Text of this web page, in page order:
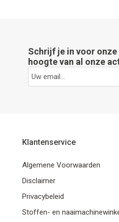
Schrijf je in voor
hoogte van al onze
Klantenservice
Algemene Voorwaarden
Disclaimer
Privacybeleid
Stoffen- en